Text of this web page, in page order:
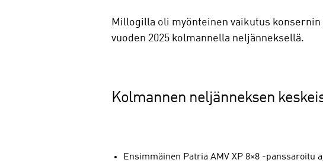
Millogilla oli myönteinen vaikutus
vuoden 2025 kolmannella neljänneksellä.
Kolmannen neljänneksen
Ensimmäinen Patria AMV XP 8×8 -